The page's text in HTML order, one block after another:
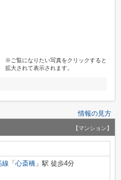
※ご覧になりたい写真をクリックすると
拡大されて表示されます。
情報の見方
【マンション】
線 「 心斎橋 」駅 徒歩4分